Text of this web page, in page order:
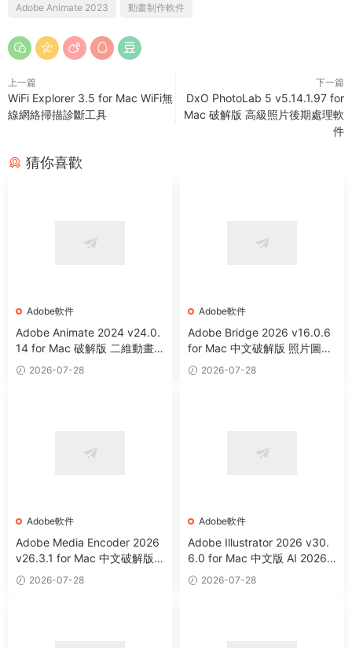
Adobe Animate 2023 動畫制作軟件
上一篇
WiFi Explorer 3.5 for Mac WiFi無
線網絡掃描診斷工具
下一篇
DxO PhotoLab 5 v5.14.1.97 for
Mac 破解版 高級照片後期處理軟
件
猜你喜歡
Adobe軟件
Adobe Animate 2024 v24.0.
14 for Mac 破解版 二維動畫
制作軟件
2026-07-28
Adobe軟件
Adobe Bridge 2026 v16.0.6
for Mac 中文破解版 照片圖像
等資源管理器
2026-07-28
Adobe軟件
Adobe Media Encoder 2026
v26.3.1 for Mac 中文破解版
視頻音頻編碼器
2026-07-28
Adobe軟件
Adobe Illustrator 2026 v30.
6.0 for Mac 中文版 AI 2026
矢量圖形設計軟件
2026-07-28